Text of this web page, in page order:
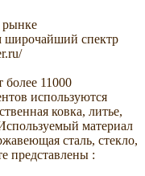
рынке
широчайший спектр
более 11000
используются
ковка, литье,
материал
сталь, стекло,
представлены :